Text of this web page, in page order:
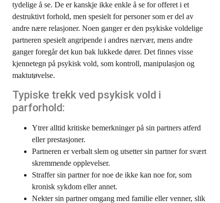
tydelige å se. De er kanskje ikke enkle å se for offeret i et
destruktivt forhold, men spesielt for personer som er del av
andre nære relasjoner. Noen ganger er den psykiske voldelige
partneren spesielt angripende i andres nærvær, mens andre
ganger foregår det kun bak lukkede dører. Det finnes visse
kjennetegn på psykisk vold, som kontroll, manipulasjon og
maktutøvelse.
Typiske trekk ved psykisk vold i
parforhold:
Ytrer alltid kritiske bemerkninger på sin partners atferd
eller prestasjoner.
Partneren er verbalt slem og utsetter sin partner for svært
skremmende opplevelser.
Straffer sin partner for noe de ikke kan noe for, som
kronisk sykdom eller annet.
Nekter sin partner omgang med familie eller venner, slik